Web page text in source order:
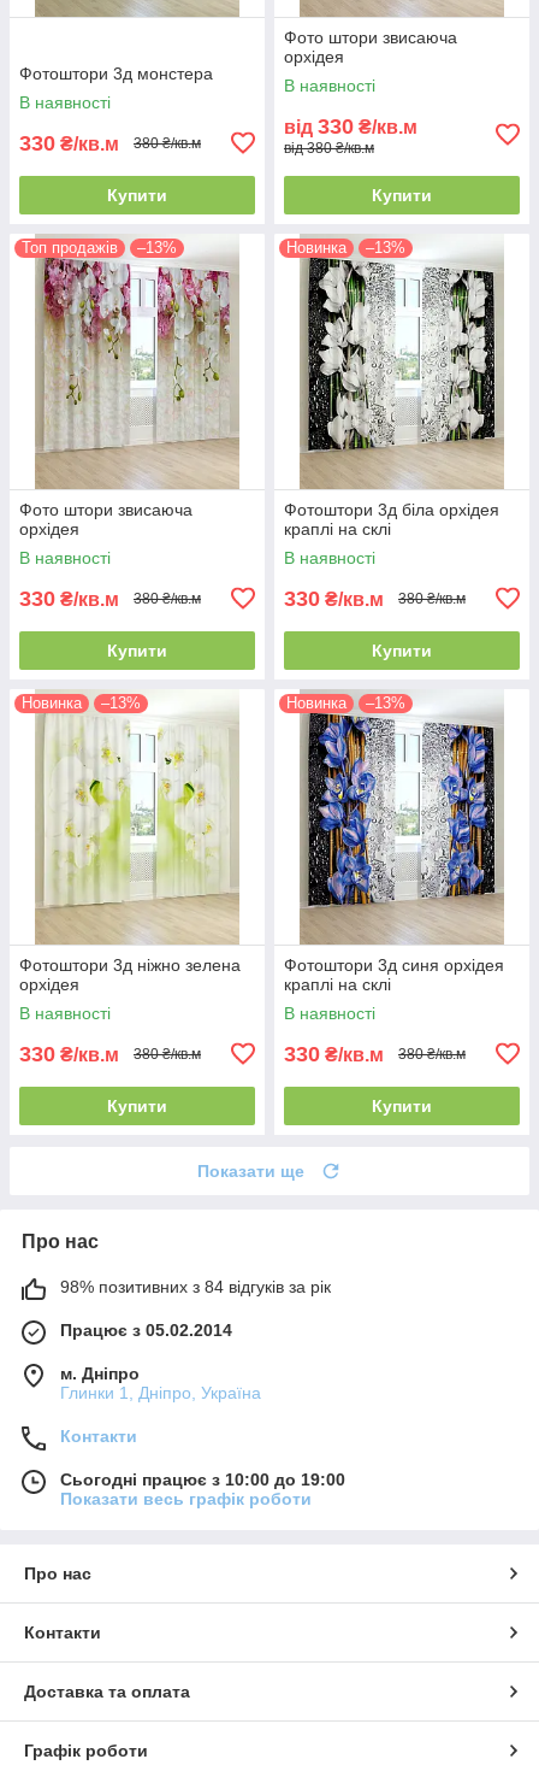
Фотоштори 3д монстера
В наявності
330 ₴/кв.м 380 ₴/кв.м
Купити
Фото штори звисаюча
орхідея
В наявності
від 330 ₴/кв.м
від 380 ₴/кв.м
Купити
Топ продажів –13%
Фото штори звисаюча
орхідея
В наявності
330 ₴/кв.м 380 ₴/кв.м
Купити
Новинка –13%
Фотоштори 3д біла орхідея
краплі на склі
В наявності
330 ₴/кв.м 380 ₴/кв.м
Купити
Новинка –13%
Фотоштори 3д ніжно зелена
орхідея
В наявності
330 ₴/кв.м 380 ₴/кв.м
Купити
Новинка –13%
Фотоштори 3д синя орхідея
краплі на склі
В наявності
330 ₴/кв.м 380 ₴/кв.м
Купити
Показати ще
Про нас
98% позитивних з 84 відгуків за рік
Працює з 05.02.2014
м. Дніпро
Глинки 1, Дніпро, Україна
Контакти
Сьогодні працює з 10:00 до 19:00
Показати весь графік роботи
Про нас
Контакти
Доставка та оплата
Графік роботи